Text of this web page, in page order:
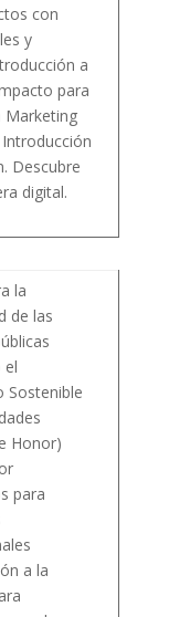
con
y
a
para
Marketing
Descubre
digital.
la
de las
el
Sostenible
Honor)
para
a la